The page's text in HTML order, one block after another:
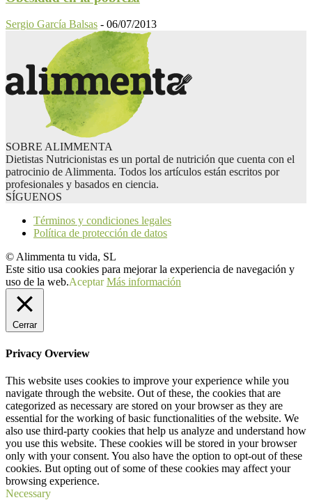
Sergio García Balsas - 06/07/2013
SOBRE ALIMMENTA
Dietistas Nutricionistas es un portal de nutrición que cuenta con el
patrocinio de Alimmenta. Todos los artículos están escritos por
profesionales y basados en ciencia.
SÍGUENOS
Términos y condiciones legales
Política de protección de datos
© Alimmenta tu vida, SL
Este sitio usa cookies para mejorar la experiencia de navegación y
uso de la web.Aceptar Más información
Cerrar
Privacy Overview
This website uses cookies to improve your experience while you
navigate through the website. Out of these, the cookies that are
categorized as necessary are stored on your browser as they are
essential for the working of basic functionalities of the website. We
also use third-party cookies that help us analyze and understand how
you use this website. These cookies will be stored in your browser
only with your consent. You also have the option to opt-out of these
cookies. But opting out of some of these cookies may affect your
browsing experience.
Necessary